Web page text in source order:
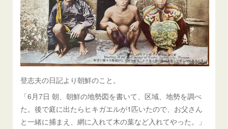
登志夫の日記より朝鮮のこと。
「6月7日 朝、朝鮮の地勢図を書いて、区域、地勢を調べ
た。後で庭に出たらヒキガエルが1匹いたので、お父さん
と一緒に捕まえ、網に入れて木の葉など入れてやった。」